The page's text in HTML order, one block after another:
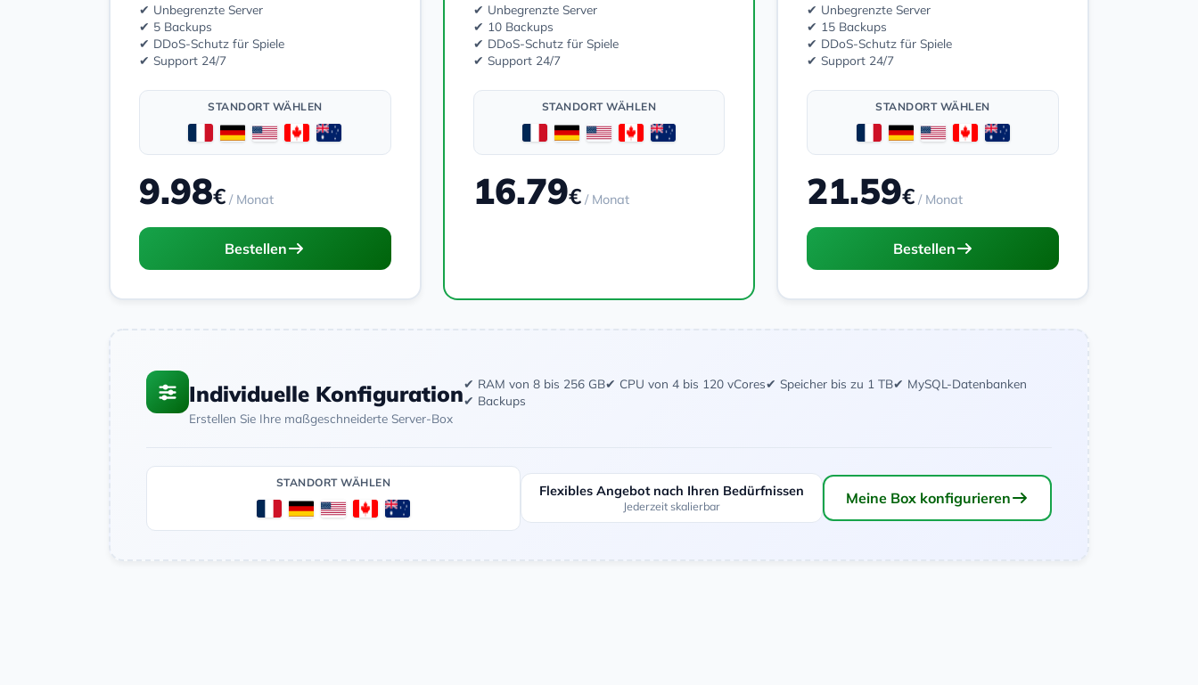
✔ Unbegrenzte Server
✔ 5 Backups
✔ DDoS-Schutz für Spiele
✔ Support 24/7
STANDORT WÄHLEN
9.98€ / Monat
Bestellen
✔ Unbegrenzte Server
✔ 10 Backups
✔ DDoS-Schutz für Spiele
✔ Support 24/7
STANDORT WÄHLEN
16.79€ / Monat
✔ Unbegrenzte Server
✔ 15 Backups
✔ DDoS-Schutz für Spiele
✔ Support 24/7
STANDORT WÄHLEN
21.59€ / Monat
Bestellen
Individuelle Konfiguration
Erstellen Sie Ihre maßgeschneiderte Server-Box
✔ RAM von 8 bis 256 GB✔ CPU von 4 bis 120 vCores✔ Speicher bis zu 1 TB✔ MySQL-Datenbanken
✔ Backups
STANDORT WÄHLEN
Flexibles Angebot nach Ihren Bedürfnissen
Jederzeit skalierbar Meine Box konfigurieren